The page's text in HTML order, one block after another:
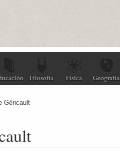
Filosofía Física Geografía
Géricault